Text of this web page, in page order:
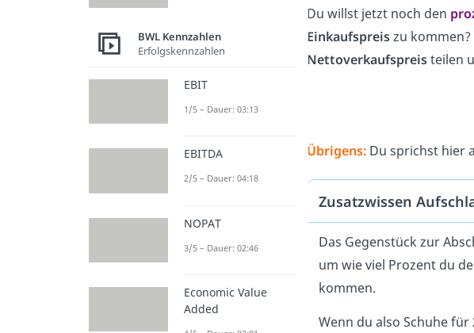
Du willst jetzt noch den
Einkaufspreiszu
Nettoverkaufspreisteilen
Übrigens: Du sprichst hier
Zusatzwissen
Das Gegenstück zur
um wie viel Prozent du
kommen.
Wenn du also Schuhe für
BWL Kennzahlen
Erfolgskennzahlen
EBIT
1/5 – Dauer: 03:13
EBITDA
2/5 – Dauer: 04:18
NOPAT
3/5 – Dauer: 02:46
Economic Value
Added